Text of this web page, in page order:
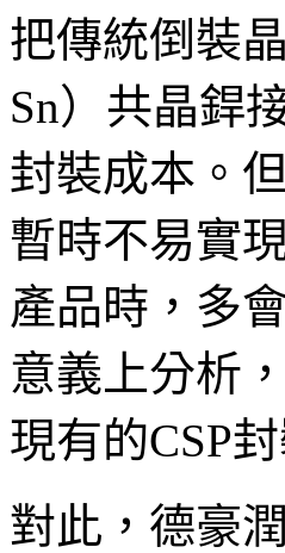
把傳統倒裝
Sn）共晶銲
封裝成本。
暫時不易實
產品時，多
意義上分析
現有的CSP
對此，德豪